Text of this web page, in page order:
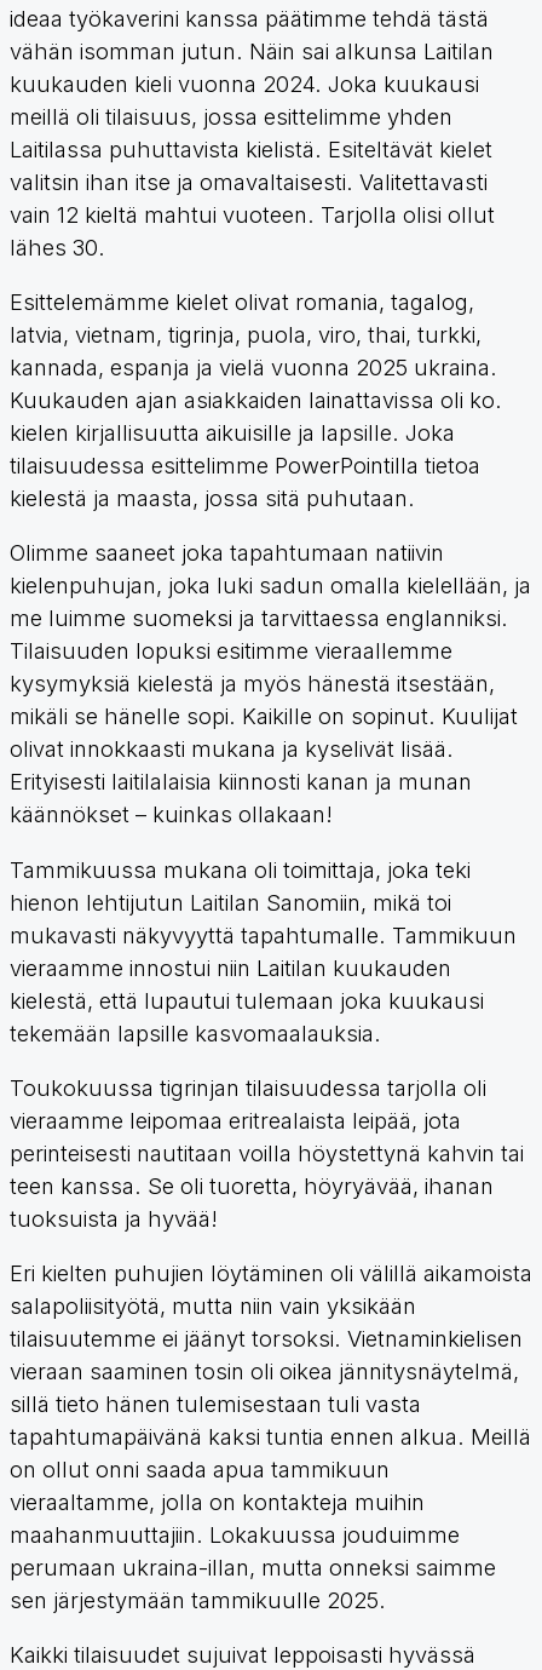
ideaa työkaverini kanssa päätimme tehdä tästä
vähän isomman jutun. Näin sai alkunsa Laitilan
kuukauden kieli vuonna 2024. Joka kuukausi
meillä oli tilaisuus, jossa esittelimme yhden
Laitilassa puhuttavista kielistä. Esiteltävät kielet
valitsin ihan itse ja omavaltaisesti. Valitettavasti
vain 12 kieltä mahtui vuoteen. Tarjolla olisi ollut
lähes 30.
Esittelemämme kielet olivat romania, tagalog,
latvia, vietnam, tigrinja, puola, viro, thai, turkki,
kannada, espanja ja vielä vuonna 2025 ukraina.
Kuukauden ajan asiakkaiden lainattavissa oli ko.
kielen kirjallisuutta aikuisille ja lapsille. Joka
tilaisuudessa esittelimme PowerPointilla tietoa
kielestä ja maasta, jossa sitä puhutaan.
Olimme saaneet joka tapahtumaan natiivin
kielenpuhujan, joka luki sadun omalla kielellään, ja
me luimme suomeksi ja tarvittaessa englanniksi.
Tilaisuuden lopuksi esitimme vieraallemme
kysymyksiä kielestä ja myös hänestä itsestään,
mikäli se hänelle sopi. Kaikille on sopinut. Kuulijat
olivat innokkaasti mukana ja kyselivät lisää.
Erityisesti laitilalaisia kiinnosti kanan ja munan
käännökset – kuinkas ollakaan!
Tammikuussa mukana oli toimittaja, joka teki
hienon lehtijutun Laitilan Sanomiin, mikä toi
mukavasti näkyvyyttä tapahtumalle. Tammikuun
vieraamme innostui niin Laitilan kuukauden
kielestä, että lupautui tulemaan joka kuukausi
tekemään lapsille kasvomaalauksia.
Toukokuussa tigrinjan tilaisuudessa tarjolla oli
vieraamme leipomaa eritrealaista leipää, jota
perinteisesti nautitaan voilla höystettynä kahvin tai
teen kanssa. Se oli tuoretta, höyryävää, ihanan
tuoksuista ja hyvää!
Eri kielten puhujien löytäminen oli välillä aikamoista
salapoliisityötä, mutta niin vain yksikään
tilaisuutemme ei jäänyt torsoksi. Vietnaminkielisen
vieraan saaminen tosin oli oikea jännitysnäytelmä,
sillä tieto hänen tulemisestaan tuli vasta
tapahtumapäivänä kaksi tuntia ennen alkua. Meillä
on ollut onni saada apua tammikuun
vieraaltamme, jolla on kontakteja muihin
maahanmuuttajiin. Lokakuussa jouduimme
perumaan ukraina-illan, mutta onneksi saimme
sen järjestymään tammikuulle 2025.
Kaikki tilaisuudet sujuivat leppoisasti hyvässä